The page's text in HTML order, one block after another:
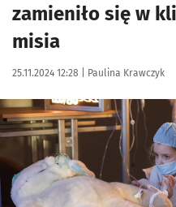
zamieniło się w
misia
Data publikacji:
25.11.2024 12:28 | Autor:
Paulina Krawczyk
Kliknij, aby zobaczyć galerię